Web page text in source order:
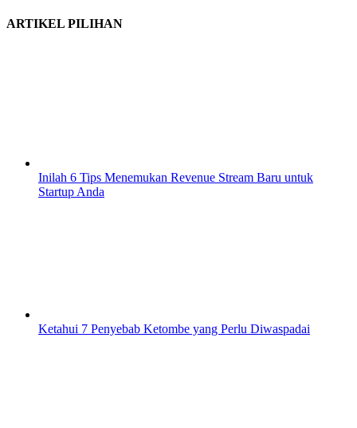
ARTIKEL PILIHAN
Inilah 6 Tips Menemukan Revenue Stream Baru untuk
Startup Anda
Ketahui 7 Penyebab Ketombe yang Perlu Diwaspadai